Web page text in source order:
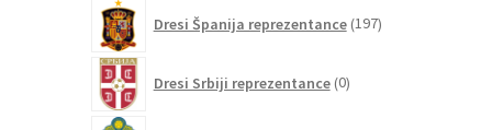
Dresi Španija reprezentance 197izdelkov
Dresi Srbiji reprezentance 0izdelkov